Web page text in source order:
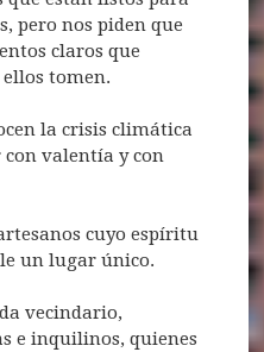
pero nos piden que
claros que
ellos tomen.
la crisis climática
con valentía y con
cuyo espíritu
un lugar único.
vecindario,
e inquilinos, quienes